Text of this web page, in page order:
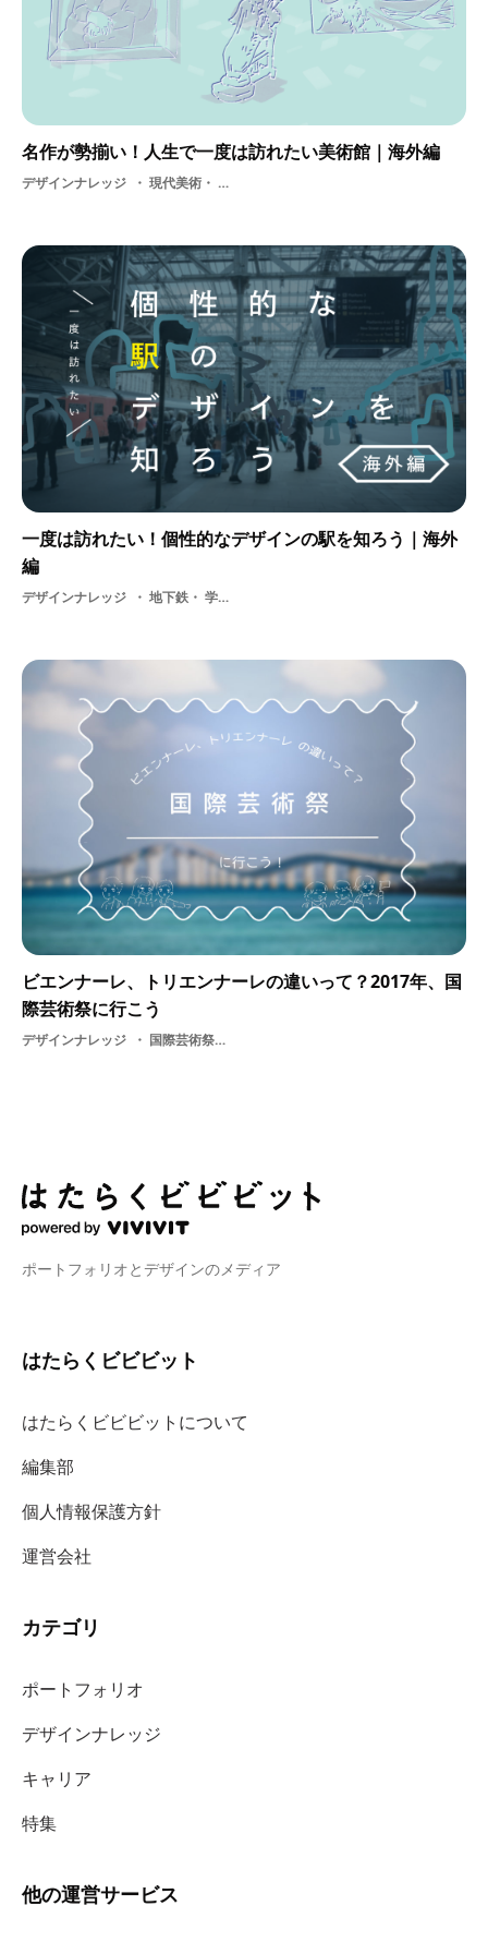
名作が勢揃い！人生で一度は訪れたい美術館｜海外編
デザインナレッジ 現代美術・ 美術・ 美術館・ 美術作品・ 美大生・ 芸術・ 絵画・ 高校生・ 観光・ 学生・ 彫刻・ 油絵・ 海外
一度は訪れたい！個性的なデザインの駅を知ろう｜海外
編
デザインナレッジ 地下鉄・ 学生・ デザイン・ アート・ 駅
ビエンナーレ、トリエンナーレの違いって？2017年、国
際芸術祭に行こう
デザインナレッジ 国際芸術祭・ 大地の芸術祭 越後妻有アートトリエンナーレ・ ビエンナーレ・ 横浜トリエンナーレ・ トリエンナーレ・ 瀬戸内国際芸術祭・ トリエンナーレとビエンナーレ・ ヴェネツィア・ビエンナーレ・ こえび隊・ こへび隊・ サンパウロ・ビエンナーレ・ ドクメンタ
ポートフォリオとデザインのメディア
はたらくビビビット
はたらくビビビットについて
編集部
個人情報保護方針
運営会社
カテゴリ
ポートフォリオ
デザインナレッジ
キャリア
特集
他の運営サービス